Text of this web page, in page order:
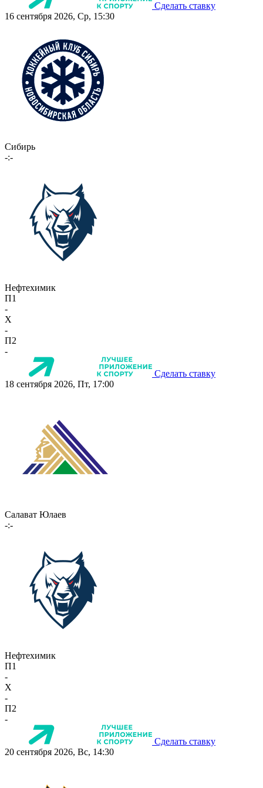
Сделать ставку
16 сентября 2026, Ср, 15:30
Сибирь
-:-
Нефтехимик
П1
-
X
-
П2
-
Сделать ставку
18 сентября 2026, Пт, 17:00
Салават Юлаев
-:-
Нефтехимик
П1
-
X
-
П2
-
Сделать ставку
20 сентября 2026, Вс, 14:30